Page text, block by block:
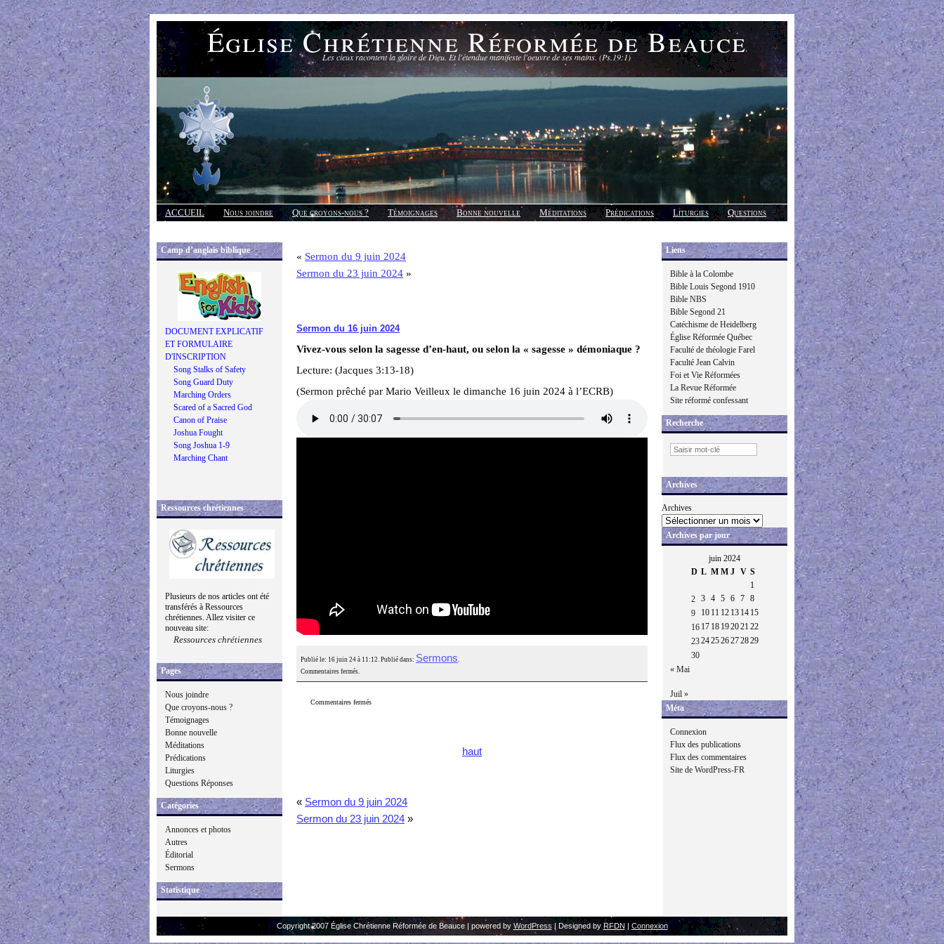
Église Chrétienne Réformée de Beauce
Les cieux racontent la gloire de Dieu. Et l'étendue manifeste l'oeuvre de ses mains. (Ps.19:1)
ACCUEIL Nous joindre Que croyons-nous ? Témoignages Bonne nouvelle Méditations Prédications Liturgies
Questions
Réponses
Camp d’anglais biblique
DOCUMENT EXPLICATIF
ET FORMULAIRE
D'INSCRIPTION
Song Stalks of Safety
Song Guard Duty
Marching Orders
Scared of a Sacred God
Canon of Praise
Joshua Fought
Song Joshua 1-9
Marching Chant
Ressources chrétiennes
Plusieurs de nos articles ont été
transférés à Ressources
chrétiennes. Allez visiter ce
nouveau site:
Ressources chrétiennes
Pages
Nous joindre
Que croyons-nous ?
Témoignages
Bonne nouvelle
Méditations
Prédications
Liturgies
Questions Réponses
Catégories
Annonces et photos
Autres
Éditorial
Sermons
Statistique
« Sermon du 9 juin 2024
Sermon du 23 juin 2024 »
Sermon du 16 juin 2024
Vivez-vous selon la sagesse d’en-haut, ou selon la « sagesse » démoniaque ?
Lecture: (Jacques 3:13-18)
(Sermon prêché par Mario Veilleux le dimanche 16 juin 2024 à l’ECRB)
Publié le: 16 juin 24 à 11:12. Publié dans: Sermons
Commentaires fermés.
Commentaires fermés
haut
« Sermon du 9 juin 2024
Sermon du 23 juin 2024 »
Liens
Bible à la Colombe
Bible Louis Segond 1910
Bible NBS
Bible Segond 21
Catéchisme de Heidelberg
Église Réformée Québec
Faculté de théologie Farel
Faculté Jean Calvin
Foi et Vie Réformées
La Revue Réformée
Site réformé confessant
Recherche
Archives
Archives
Archives par jour
juin 2024
D L M M J V S
1
2
3 4 5 6 7
8
9
10 11 12 13 14 15
16 17 18 192021 22
23242526272829
30
« Mai
Juil »
Méta
Connexion
Flux des publications
Flux des commentaires
Site de WordPress-FR
Copyright 2007 Église Chrétienne Réformée de Beauce | powered by WordPress | Designed byRFDN | Connexion